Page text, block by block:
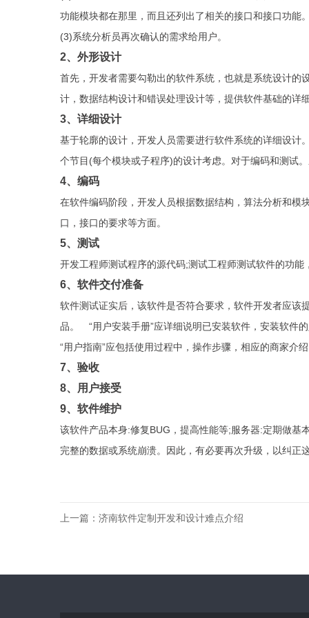
功能模块都在那里，而且还列出了相关的接口和接口功能
(3)系统分析员再次确认的需求给用户。
2、外形设计
首先，开发者需要勾勒出的软件系统，也就是系统设计的
计，数据结构设计和错误处理设计等，提供软件基础的详
3、详细设计
基于轮廓的设计，开发人员需要进行软件系统的详细设计
个节目(每个模块或子程序)的设计考虑。对于编码和测试
4、编码
在软件编码阶段，开发人员根据数据结构，算法分析和模
口，接口的要求等方面。
5、测试
开发工程师测试程序的源代码;测试工程师测试软件的功能
6、软件交付准备
软件测试证实后，该软件是否符合要求，软件开发者应该
品。 “用户安装手册”应详细说明已安装软件，安装软件
“用户指南”应包括使用过程中，操作步骤，相应的商家介
7、验收
8、用户接受
9、软件维护
该软件产品本身:修复BUG，提高性能等;服务器:定期做
完整的数据或系统崩溃。因此，有必要再次升级，以纠
上一篇： 济南软件定制开发和设计难点介绍